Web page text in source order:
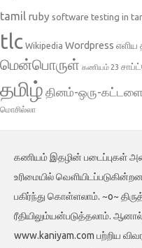
tamil ruby software testing in
tlc Wikipedia Wordpress எளிய
மென்பொருள் கணியம் 23
தமிழ் தினம்-ஒரு-கட்டளை
மொசில்லா
கணியம் இதழின் படைப்புகள்
உரிமையில்
பகிர்ந்து கொள்ளலாம். ~o~
ரீதியிலும்யன்படுத்தலாம்.
www.kaniyam.com பற்றிய